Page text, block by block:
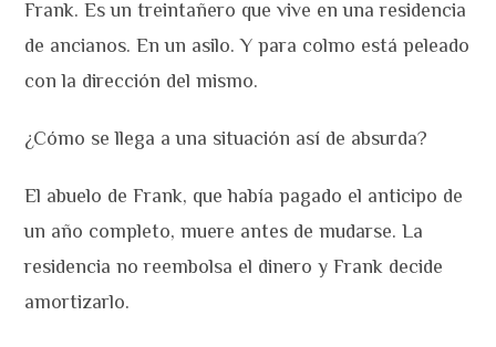
Frank. Es un treintañero que vive en una residencia
de ancianos. En un asilo. Y para colmo está peleado
con la dirección del mismo.
¿Cómo se llega a una situación así de absurda?
El abuelo de Frank, que había pagado el anticipo de
un año completo, muere antes de mudarse. La
residencia no reembolsa el dinero y Frank decide
amortizarlo.